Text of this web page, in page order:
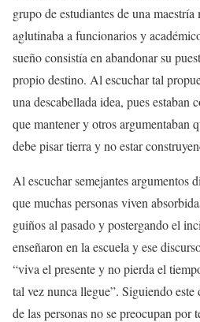
grupo de estudiantes de una
aglutinaba a funcionarios y
sueño consistía en abandonar su
propio destino. Al escuchar tal
una descabellada idea, pues estaban
que mantener y otros argumentaban
debe pisar tierra y no estar
Al escuchar semejantes argumentos
que muchas personas viven
guiños al pasado y postergando el
enseñaron en la escuela y ese
“viva el presente y no pierda el
tal vez nunca llegue”. Siguiendo
de las personas no se preocupan por